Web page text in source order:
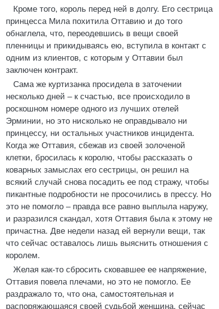
Кроме того, король перед ней в долгу. Его сестрица
принцесса Мила похитила Оттавию и до того
обнаглела, что, переодевшись в вещи своей
пленницы и прикидываясь ею, вступила в контакт с
одним из клиентов, с которым у Оттавии был
заключен контракт.
Сама же куртизанка просидела в заточении
несколько дней – к счастью, все происходило в
роскошном номере одного из лучших отелей
Эрминии, но это нисколько не оправдывало ни
принцессу, ни остальных участников инцидента.
Когда же Оттавия, сбежав из своей золоченой
клетки, бросилась к королю, чтобы рассказать о
коварных замыслах его сестрицы, он решил на
всякий случай снова посадить ее под стражу, чтобы
пикантные подробности не просочились в прессу. Но
это не помогло – правда все равно выплыла наружу,
и разразился скандал, хотя Оттавия была к этому не
причастна. Две недели назад ей вернули вещи, так
что сейчас оставалось лишь выяснить отношения с
королем.
Желая как-то сбросить сковавшее ее напряжение,
Оттавия повела плечами, но это не помогло. Ее
раздражало то, что она, самостоятельная и
распоряжающаяся своей судьбой женщина, сейчас